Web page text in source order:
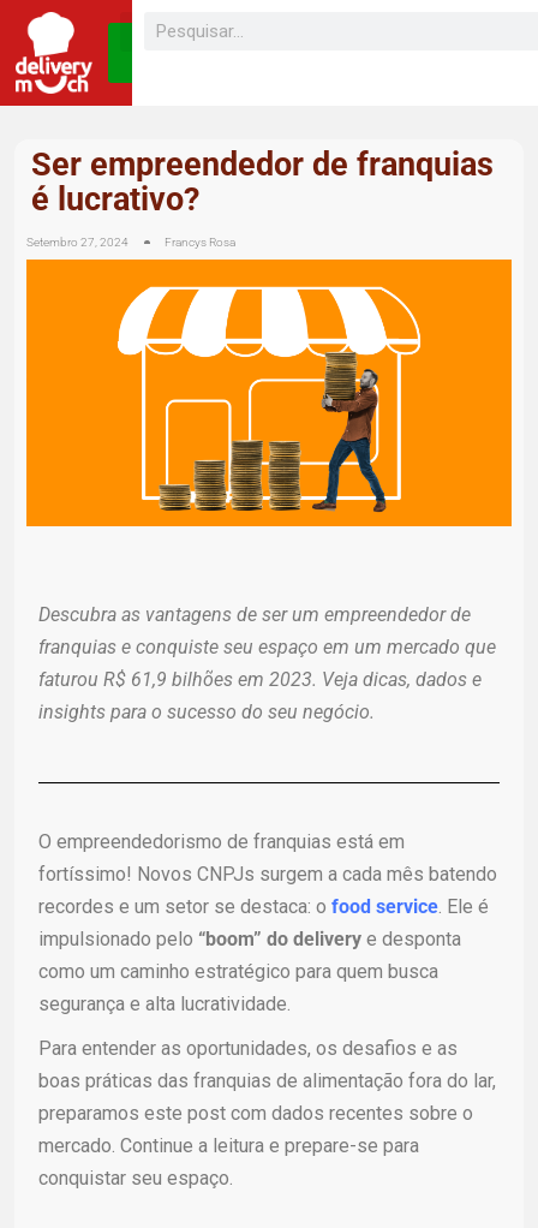
SEJA UM
Ser empreendedor de franquias
é lucrativo?
Setembro 27, 2024 Francys Rosa
Descubra as vantagens de ser um empreendedor de
franquias e conquiste seu espaço em um mercado que
faturou R$ 61,9 bilhões em 2023. Veja dicas, dados e
insights para o sucesso do seu negócio.
O empreendedorismo de franquias está em
fortíssimo! Novos CNPJs surgem a cada mês batendo
recordes e um setor se destaca: o food service. Ele é
impulsionado pelo “boom” do delivery e desponta
como um caminho estratégico para quem busca
segurança e alta lucratividade.
Para entender as oportunidades, os desafios e as
boas práticas das franquias de alimentação fora do lar,
preparamos este post com dados recentes sobre o
mercado. Continue a leitura e prepare-se para
conquistar seu espaço.